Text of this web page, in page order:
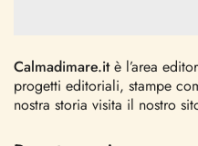
Calmadimare.itè l’area
progetti editoriali, stampe
nostra storia visita il nostro